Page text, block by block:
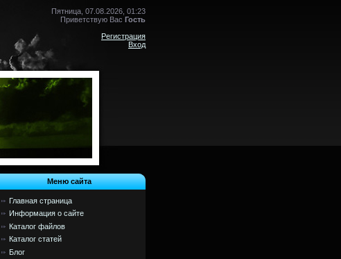
Пятница, 07.08.2026, 01:23
Приветствую Вас Гость
Регистрация
Вход
Меню сайта
Главная страница
Информация о сайте
Каталог файлов
Каталог статей
Блог